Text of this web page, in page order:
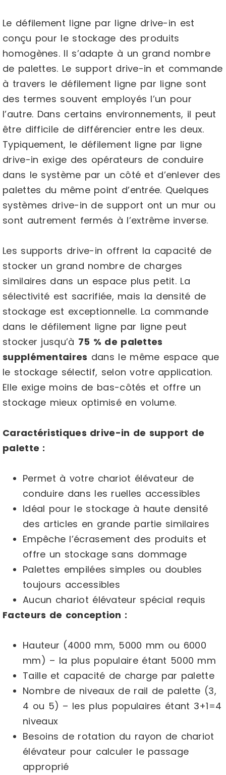
Le défilement ligne par ligne drive-in est
conçu pour le stockage des produits
homogènes. Il s’adapte à un grand nombre
de palettes. Le support drive-in et commande
à travers le défilement ligne par ligne sont
des termes souvent employés l’un pour
l’autre. Dans certains environnements, il peut
être difficile de différencier entre les deux.
Typiquement, le défilement ligne par ligne
drive-in exige des opérateurs de conduire
dans le système par un côté et d’enlever des
palettes du même point d’entrée. Quelques
systèmes drive-in de support ont un mur ou
sont autrement fermés à l’extrême inverse.
Les supports drive-in offrent la capacité de
stocker un grand nombre de charges
similaires dans un espace plus petit. La
sélectivité est sacrifiée, mais la densité de
stockage est exceptionnelle. La commande
dans le défilement ligne par ligne peut
stocker jusqu’à 75 % de palettes
supplémentaires dans le même espace que
le stockage sélectif, selon votre application.
Elle exige moins de bas-côtés et offre un
stockage mieux optimisé en volume.
Caractéristiques drive-in de support de
palette :
Permet à votre chariot élévateur de
conduire dans les ruelles accessibles
Idéal pour le stockage à haute densité
des articles en grande partie similaires
Empêche l’écrasement des produits et
offre un stockage sans dommage
Palettes empilées simples ou doubles
toujours accessibles
Aucun chariot élévateur spécial requis
Facteurs de conception :
Hauteur (4000 mm, 5000 mm ou 6000
mm) – la plus populaire étant 5000 mm
Taille et capacité de charge par palette
Nombre de niveaux de rail de palette (3,
4 ou 5) – les plus populaires étant 3+1=4
niveaux
Besoins de rotation du rayon de chariot
élévateur pour calculer le passage
approprié